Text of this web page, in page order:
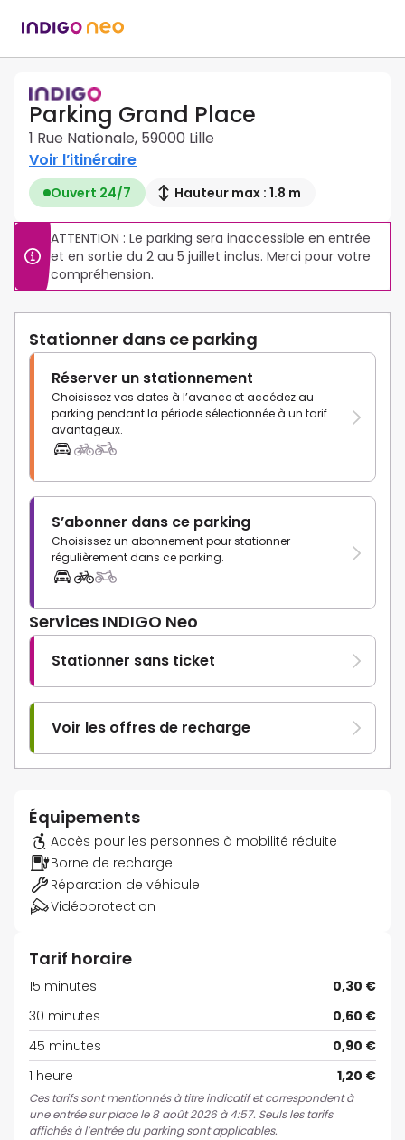
Parking Grand Place
1 Rue Nationale, 59000 Lille
Voir l’itinéraire
Ouvert 24/7 Hauteur max : 1.8 m
ATTENTION : Le parking sera inaccessible en entrée
et en sortie du 2 au 5 juillet inclus. Merci pour votre
compréhension.
Stationner dans ce parking
Réserver un stationnement
Choisissez vos dates à l’avance et accédez au
parking pendant la période sélectionnée à un tarif
avantageux.
S’abonner dans ce parking
Choisissez un abonnement pour stationner
régulièrement dans ce parking.
Services INDIGO Neo
Stationner sans ticket
Voir les offres de recharge
Équipements
Accès pour les personnes à mobilité réduite
Borne de recharge
Réparation de véhicule
Vidéoprotection
Tarif horaire
15 minutes
0,30 €
30 minutes
0,60 €
45 minutes
0,90 €
1 heure
1,20 €
Ces tarifs sont mentionnés à titre indicatif et correspondent à
une entrée sur place le 8 août 2026 à 4:57. Seuls les tarifs
affichés à l’entrée du parking sont applicables.